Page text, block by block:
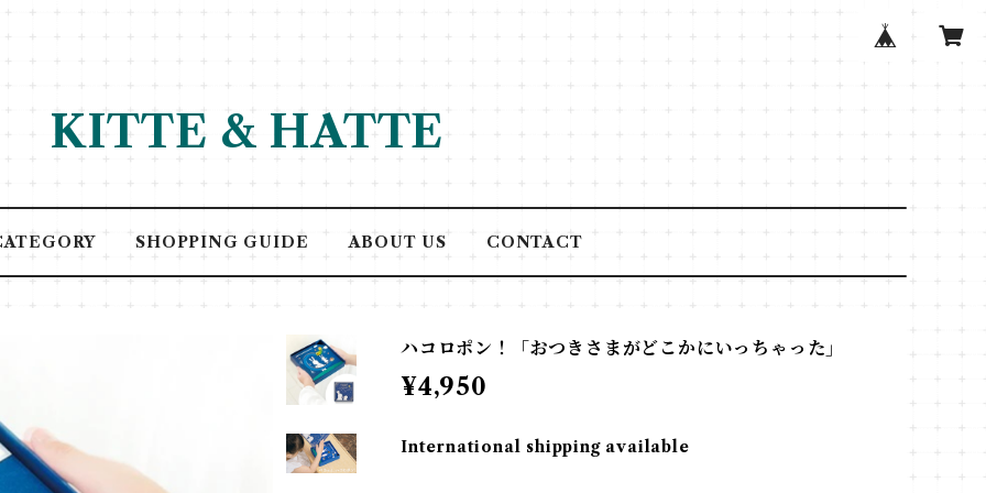
KITTE & HATTE
SHOPPING GUIDE ABOUT US CONTACT
ハコロポン！「おつきさまがどこかにいっちゃった」
¥4,950
International shipping available